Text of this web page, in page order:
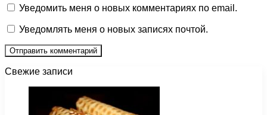
Уведомить меня о новых комментариях по email.
Уведомлять меня о новых записях почтой.
Свежие записи